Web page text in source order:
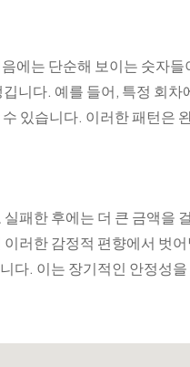
에는 단순해 보이는 숫자들
니다. 예를 들어, 특정 회차
있습니다. 이러한 패턴은
패한 후에는 더 큰 금액을
러한 감정적 편향에서 벗
다. 이는 장기적인 안정성